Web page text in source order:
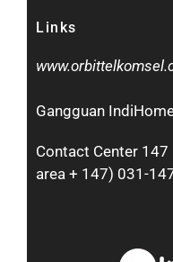
Links
Gangguan
Contact Center
area + 147) 031-